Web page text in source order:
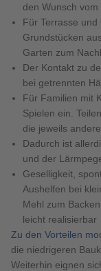
den Wunsch
Für Terrasse
Grundstücken
Garten zum
Der Kontakt zu
bei getrennten
Für Familien mit
Spielen ein.
die jeweils
Dadurch ist
und der
Geselligkeit,
Aushelfen bei
Mehl zum
leicht realisierbar
Zu den Vorteilen
die niedrigeren
Weiterhin eignen